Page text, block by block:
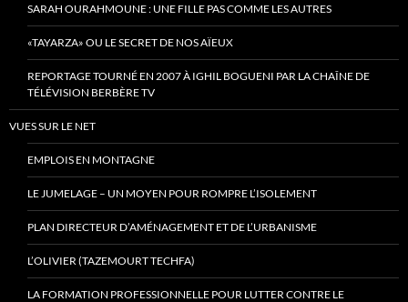
SARAH OURAHMOUNE : UNE FILLE PAS COMME LES AUTRES
«TAYARZA» OU LE SECRET DE NOS AÏEUX
REPORTAGE TOURNÉ EN 2007 À IGHIL BOGUENI PAR LA CHAÎNE DE
TÉLÉVISION BERBÈRE TV
VUES SUR LE NET
EMPLOIS EN MONTAGNE
LE JUMELAGE – UN MOYEN POUR ROMPRE L’ISOLEMENT
PLAN DIRECTEUR D’AMÉNAGEMENT ET DE L’URBANISME
L’OLIVIER (TAZEMOURT TECHFA)
LA FORMATION PROFESSIONNELLE POUR LUTTER CONTRE LE